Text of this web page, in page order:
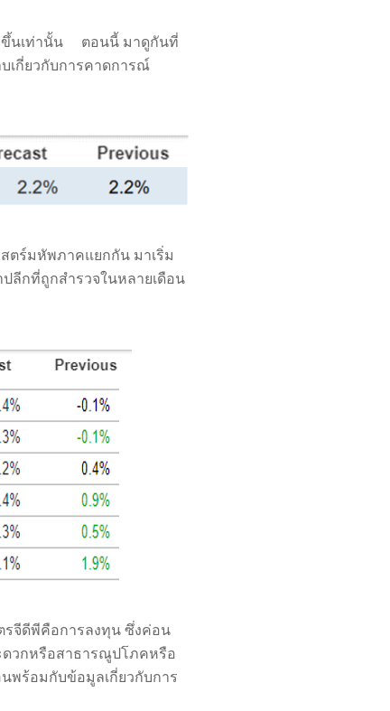
งขึ้นเท่านั้น ตอนนี้ มาดูกันที่
เกี่ยวกับการคาดการณ์
ตร์มหัพภาคแยกกัน มาเริ่ม
ลีกที่ถูกสำรวจในหลายเดือน
รจีดีพีคือการลงทุน ซึ่งค่อน
วกหรือสาธารณูปโภคหรือ
พร้อมกับข้อมูลเกี่ยวกับการ